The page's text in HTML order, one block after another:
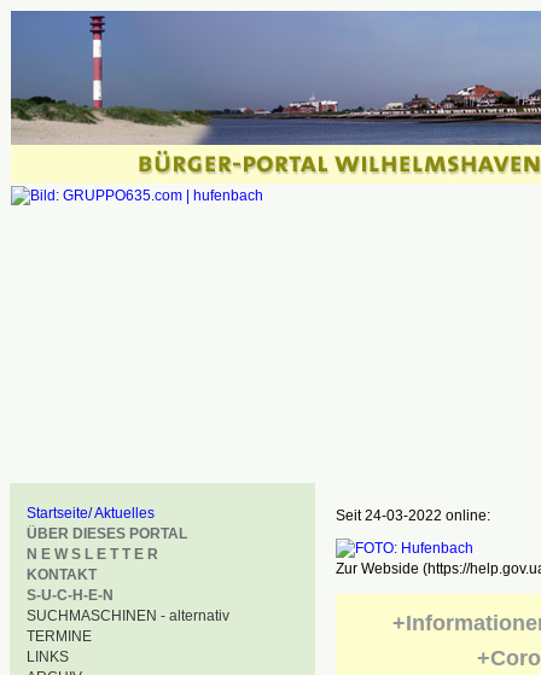
Startseite/ Aktuelles
ÜBER DIESES PORTAL
N E W S L E T T E R
KONTAKT
S-U-C-H-E-N
SUCHMASCHINEN - alternativ
TERMINE
LINKS
Seit 24-03-2022 online:
Zur Webside (https://